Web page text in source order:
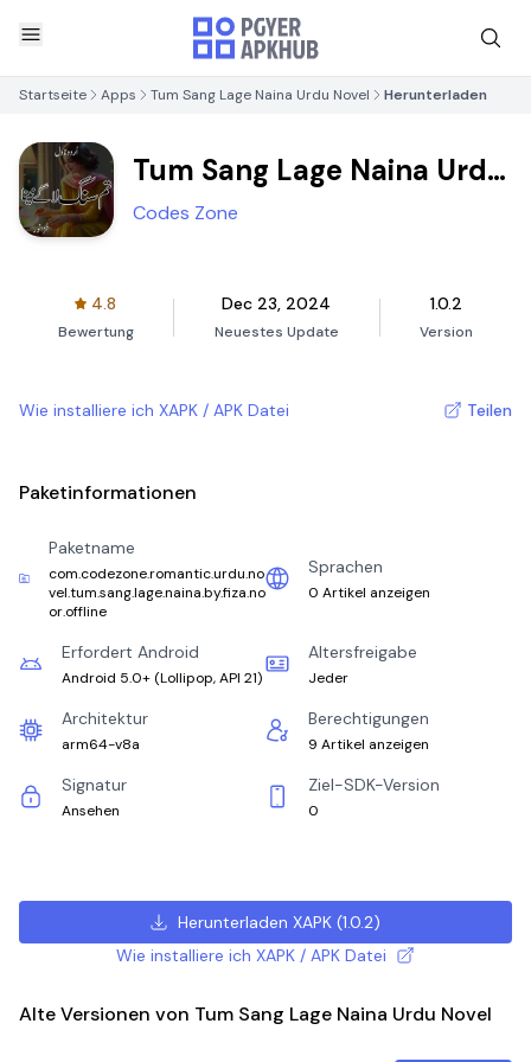
Startseite Apps Tum Sang Lage Naina Urdu Novel Herunterladen
Tum Sang Lage Naina Urdu
Novel
Codes Zone
4.8
Bewertung
Dec 23, 2024
Neuestes Update
1.0.2
Version
Wie installiere ich XAPK / APK Datei Teilen
Paketinformationen
Paketname
com.codezone.romantic.urdu.no
vel.tum.sang.lage.naina.by.fiza.no
or.offline
Sprachen
0 Artikel anzeigen
Erfordert Android
Android 5.0+ (Lollipop, API 21)
Altersfreigabe
Jeder
Architektur
arm64-v8a
Berechtigungen
9 Artikel anzeigen
Signatur
Ansehen
Ziel-SDK-Version
0
Herunterladen XAPK (1.0.2)
Wie installiere ich XAPK / APK Datei
Alte Versionen von Tum Sang Lage Naina Urdu Novel